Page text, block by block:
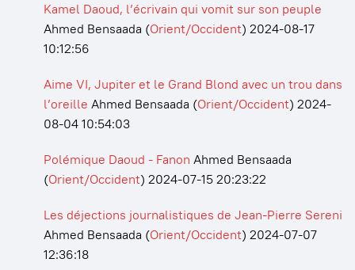
Kamel Daoud, l’écrivain qui vomit sur son peuple
Ahmed Bensaada (Orient/Occident) 2024-08-17
10:12:56
Aime VI, Jupiter et le Grand Blond avec un trou dans
l’oreille Ahmed Bensaada (Orient/Occident) 2024-
08-04 10:54:03
Polémique Daoud - Fanon Ahmed Bensaada
(Orient/Occident) 2024-07-15 20:23:22
Les déjections journalistiques de Jean-Pierre Sereni
Ahmed Bensaada (Orient/Occident) 2024-07-07
12:36:18